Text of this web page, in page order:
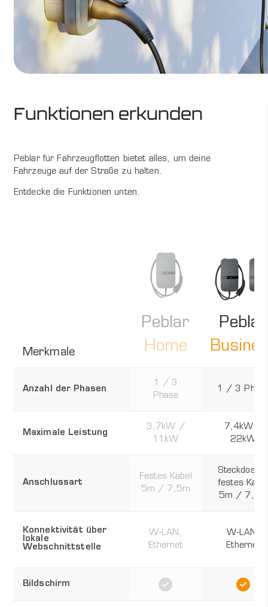
Funktionen erkunden
Peblar für Fahrzeugflotten bietet alles, um deine
Fahrzeuge auf der Straße zu halten.
Entdecke die Funktionen unten.
Merkmale
Peblar
Home
Peblar
Anzahl der Phasen
1 / 3
Phase
1 / 3
Maximale Leistung
3,7kW /
11kW
7,4kW /
22kW
Anschlussart
Festes Kabel
5m / 7,5m
Steckdose
festes Kabel
5m / 7,5m
Konnektivität über
lokale
Webschnittstelle
W-LAN,
Ethernet
W-LAN,
Ethernet
Bildschirm